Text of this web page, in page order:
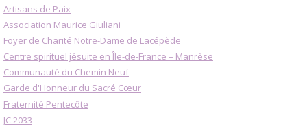
Artisans de Paix
Association Maurice Giuliani
Foyer de Charité Notre-Dame de Lacépède
Centre spirituel jésuite en Île-de-France – Manrèse
Communauté du Chemin Neuf
Garde d'Honneur du Sacré Cœur
Fraternité Pentecôte
JC 2033